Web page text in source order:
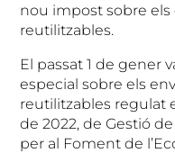
nou impost sobre els
reutilitzables.
El passat 1 de gener
especial sobre els
reutilitzables regulat
de 2022, de Gestió
per al Foment de